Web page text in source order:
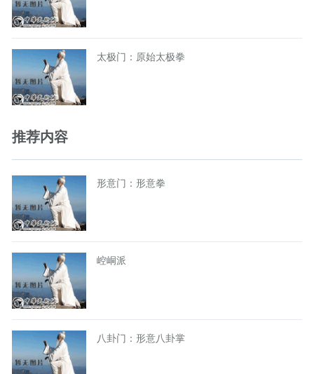
太极门：原始太极拳
推荐内容
形意门：形意拳
崆峒派
八卦门：形意八卦掌